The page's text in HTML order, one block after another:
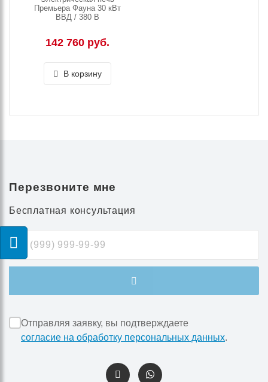
Премьера Фауна 30 кВт
ВВД / 380 В
142 760 руб.
В корзину
Перезвоните мне
Бесплатная консультация
Отправляя заявку, вы подтверждаете
согласие на обработку персональных данных.